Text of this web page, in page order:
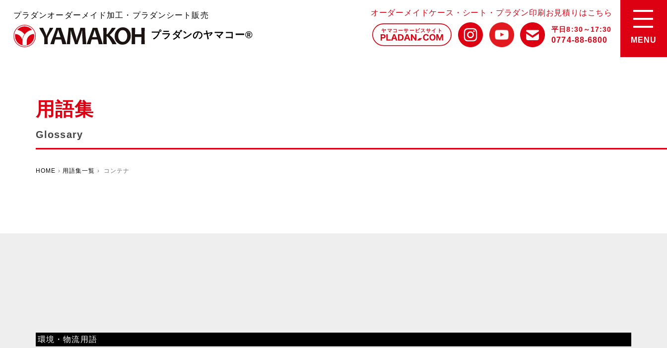
プラダンオーダーメイド加工・プラダンシート販売
プラダンのヤマコー®
オーダーメイドケース・シート・プラダン印刷お見積りはこちら
平日8:30～17:30
0774-88-6800 MENU
用語集
Glossary
HOME › 用語集一覧 › コンテナ
環境・物流用語